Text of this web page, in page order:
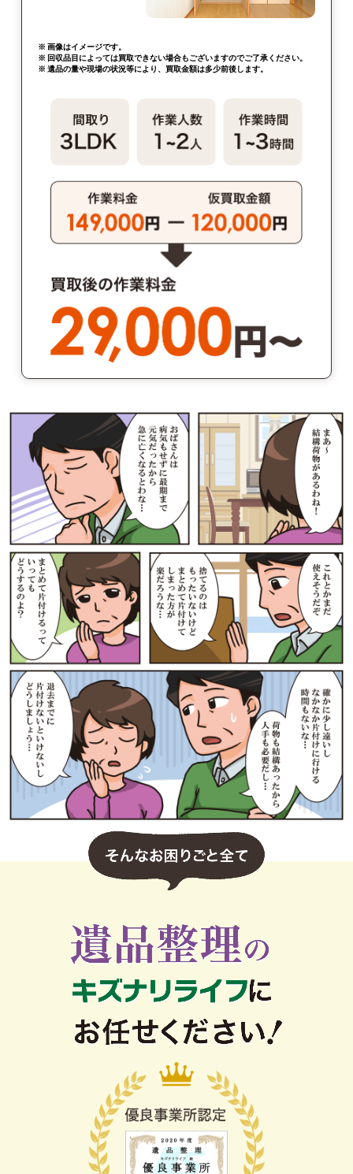
※ 画像はイメージです。
※ 回収品目によっては買取できない場合もございますのでご了承ください。
※ 遺品の量や現場の状況等により、買取金額は多少前後します。